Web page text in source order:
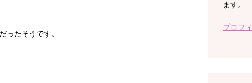
ったそうです。
ます。
プロフ